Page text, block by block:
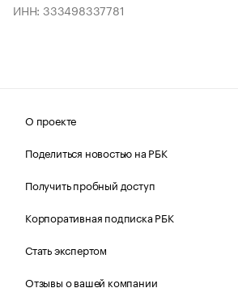
ИНН: 333498337781
О проекте
Поделиться новостью на РБК
Получить пробный доступ
Корпоративная подписка РБК
Стать экспертом
Отзывы о вашей компании